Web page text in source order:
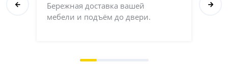
Бережная доставка вашей
мебели и подъём до двери.